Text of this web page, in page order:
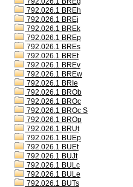
792.026.1 BREh
792.026.1 BREj
792.026.1 BREk
792.026.1 BREp
792.026.1 BREs
792.026.1 BREt
792.026.1 BREv
792.026.1 BREw
792.026.1 BRIe
792.026.1 BROb
792.026.1 BROc
792.026.1 BROc S
792.026.1 BROp
792.026.1 BRUt
792.026.1 BUEp
792.026.1 BUEt
792.026.1 BUJt
792.026.1 BULc
792.026.1 BULe
792.026.1 BUTs